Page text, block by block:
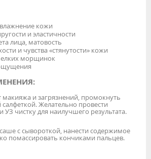
кожи
и эластичности
лица, матовость
и чувства «стянутости» кожи
морщинок
макияжа и загрязнений, промокнуть
Желательно провести
УЗ чистку для наилучшего результата.
с сывороткой, нанести содержимое
помассировать кончиками пальцев.